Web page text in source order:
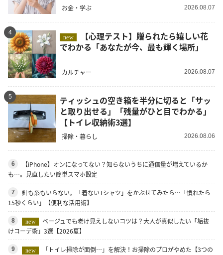
お金・学ぶ 2026.08.07
4
new
でわかる「あなたが今、最も輝く場所」
カルチャー 2026.08.07
5
ティッシュの空き箱を半分に切ると「サッ
と取り出せる」「残量がひと目でわかる」
【トイレ収納術3選】
掃除・暮らし 2026.08.06
6
【iPhone】オンになってない？知らないうちに通信量が増えているか
も…。見直したい簡単スマホ設定
7
針も糸もいらない。「着ないTシャツ」をかぶせてみたら…「慣れたら
15秒くらい」【便利な活用術】
8 new
ベージュでも老け見えしないコツは？大人が真似したい「垢抜
けコーデ術」3選【2026夏】
9 new
「トイレ掃除が面倒…」を解決！お掃除のプロがやめた【3つの